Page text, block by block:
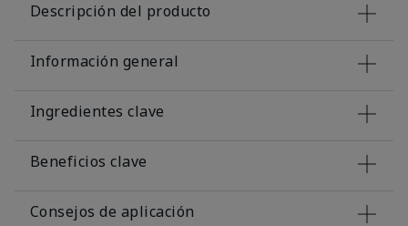
Descripción del producto
Información general
Ingredientes clave
Beneficios clave
Consejos de aplicación